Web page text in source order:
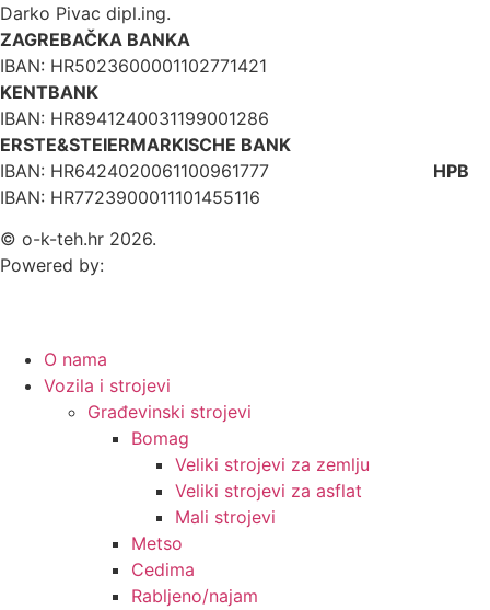
Darko Pivac dipl.ing.
ZAGREBAČKA BANKA
IBAN: HR5023600001102771421
KENTBANK
IBAN: HR8941240031199001286
ERSTE&STEIERMARKISCHE BANK
IBAN: HR6424020061100961777 HPB
IBAN: HR7723900011101455116
© o-k-teh.hr 2026.
Powered by:
O nama
Vozila i strojevi
Građevinski strojevi
Bomag
Veliki strojevi za zemlju
Veliki strojevi za asflat
Mali strojevi
Metso
Cedima
Rabljeno/najam